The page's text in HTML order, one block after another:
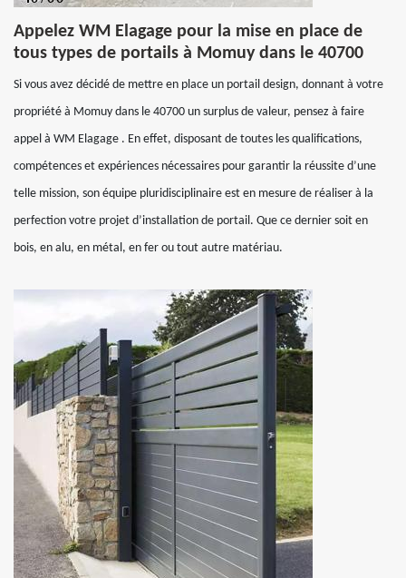
Appelez WM Elagage pour la mise en place de
tous types de portails à Momuy dans le 40700
Si vous avez décidé de mettre en place un portail design, donnant à votre
propriété à Momuy dans le 40700 un surplus de valeur, pensez à faire
appel à WM Elagage . En effet, disposant de toutes les qualifications,
compétences et expériences nécessaires pour garantir la réussite d’une
telle mission, son équipe pluridisciplinaire est en mesure de réaliser à la
perfection votre projet d’installation de portail. Que ce dernier soit en
bois, en alu, en métal, en fer ou tout autre matériau.